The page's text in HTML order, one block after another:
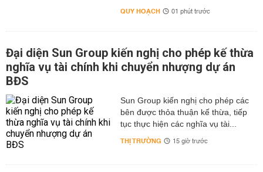
QUY HOẠCH 01 phút trước
Đại diện Sun Group kiến nghị cho phép kế thừa
nghĩa vụ tài chính khi chuyển nhượng dự án
BĐS
Sun Group kiến nghị cho phép các
bên được thỏa thuận kế thừa, tiếp
tục thực hiện các nghĩa vụ tài...
THỊ TRƯỜNG 15 giờ trước